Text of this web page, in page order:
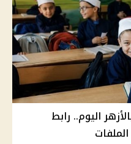
اليوم.. رابط